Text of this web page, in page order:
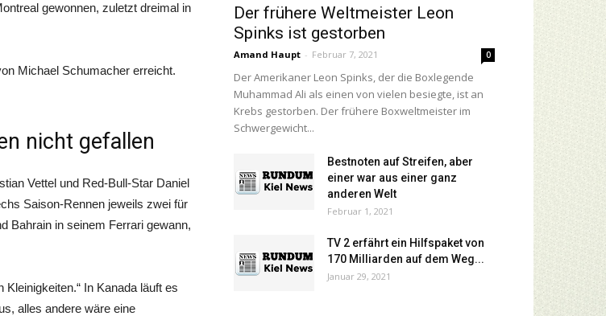
gewonnen, zuletzt dreimal in
Michael Schumacher erreicht.
nicht gefallen
Vettel und Red-Bull-Star Daniel
Saison-Rennen jeweils zwei für
Bahrain in seinem Ferrari gewann,
Kleinigkeiten.“ In Kanada läuft es
alles andere wäre eine
Der frühere Weltmeister Leon
Spinks ist gestorben
Amand Haupt - Februar 7, 2021 0
Der Amerikaner Leon Spinks, der die Boxlegende
Muhammad Ali als einen von vielen besiegte, ist an
Krebs gestorben. Der frühere Boxweltmeister im
Schwergewicht...
Bestnoten auf Streifen, aber
einer war aus einer ganz
anderen Welt
Februar 1, 2021
TV 2 erfährt ein Hilfspaket von
170 Milliarden auf dem Weg...
Januar 29, 2021